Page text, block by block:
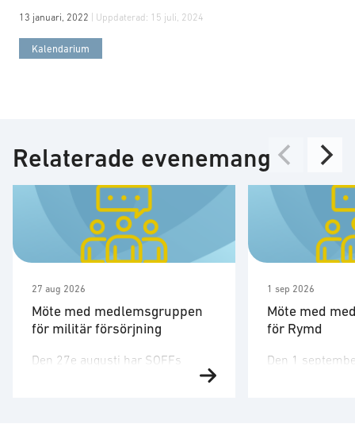
13 januari, 2022 | Uppdaterad: 15 juli, 2024
Kalendarium
Relaterade evenemang
27 aug 2026
Möte med medlemsgruppen
för militär försörjning
Den 27e augusti har SOFFs
1 sep 2026
Möte med
för Rymd
Den 1